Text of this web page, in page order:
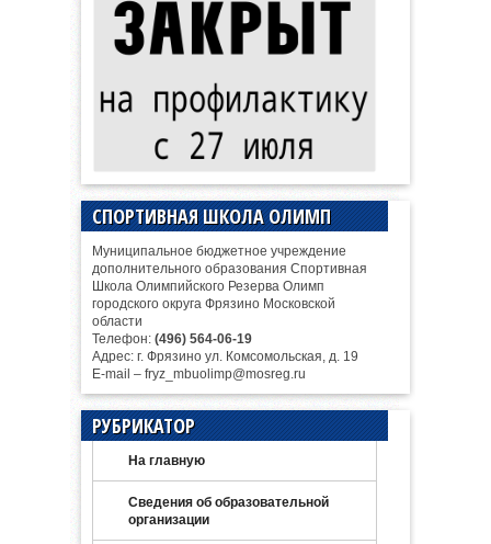
СПОРТИВНАЯ ШКОЛА ОЛИМП
Муниципальное бюджетное учреждение
дополнительного образования Спортивная
Школа Олимпийского Резерва Олимп
городского округа Фрязино Московской
области
Телефон: (496) 564-06-19
Адрес: г. Фрязино ул. Комсомольская, д. 19
E-mail – fryz_mbuolimp@mosreg.ru
РУБРИКАТОР
На главную
Сведения об образовательной
организации